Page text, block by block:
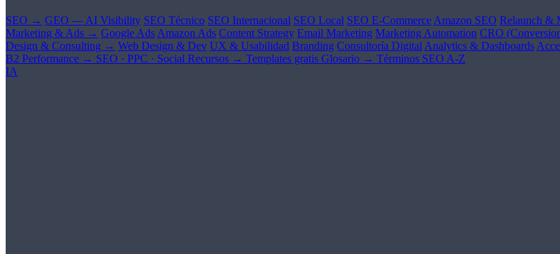
SEO → GEO — AI Visibility SEO Técnico SEO Internacional SEO Local SEO E-Commerce Amazon SEO Relaunch &
Marketing & Ads → Google Ads Amazon Ads Content Strategy Email Marketing Marketing Automation CRO
Design & Consulting → Web Design & Dev UX & Usabilidad Branding Consultoría Digital Analytics & Dashboards
B2 Performance → SEO · PPC · Social Recursos → Templates gratis Glosario → Términos SEO A-Z
IA